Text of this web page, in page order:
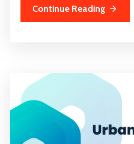
Continue Reading